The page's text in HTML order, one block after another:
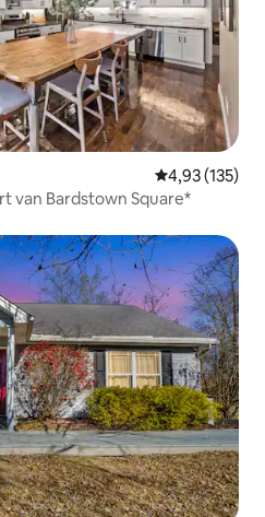
Gemiddelde
4,93 (135)
van Bardstown Square*